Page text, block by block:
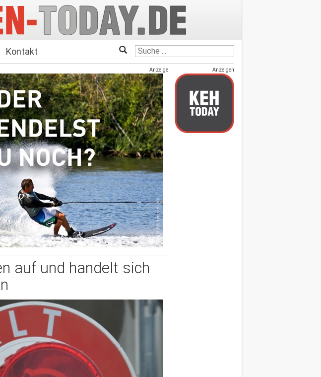
Kontakt
Anzeige
auf und handelt sich
Anzeigen